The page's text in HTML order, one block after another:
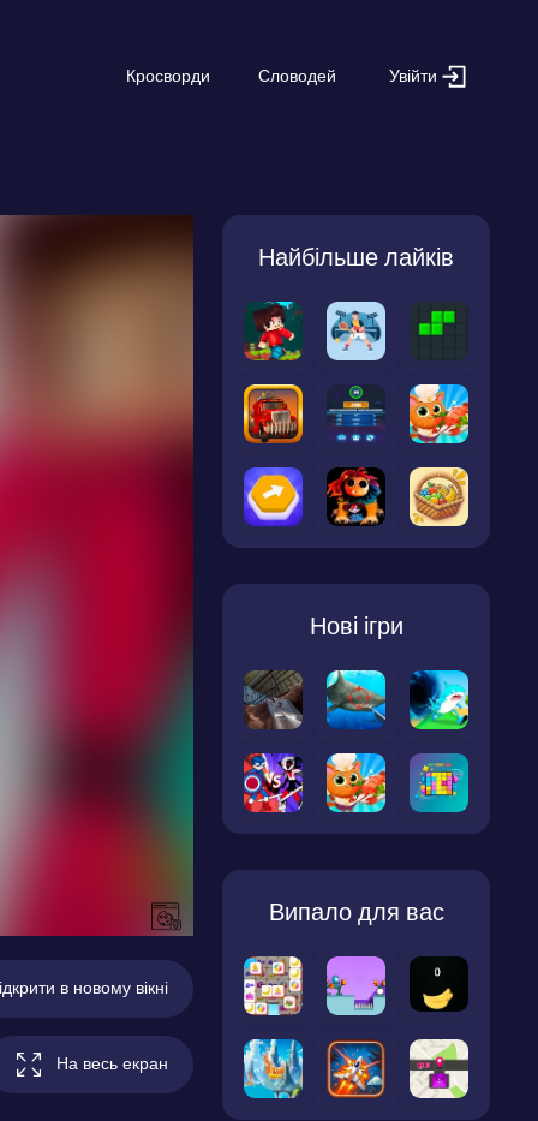
Кросворди Словодей Увійти
в новому вікні
На весь екран
Найбільше лайків
Нові ігри
Випало для вас